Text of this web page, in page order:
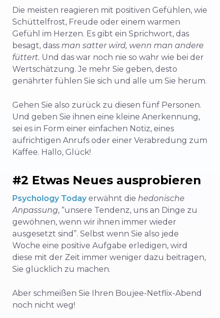
Die meisten reagieren mit positiven Gefühlen, wie
Schüttelfrost, Freude oder einem warmen
Gefühl im Herzen. Es gibt ein Sprichwort, das
besagt, dass man satter wird, wenn man andere
füttert. Und das war noch nie so wahr wie bei der
Wertschätzung. Je mehr Sie geben, desto
genährter fühlen Sie sich und alle um Sie herum.
Gehen Sie also zurück zu diesen fünf Personen.
Und geben Sie ihnen eine kleine Anerkennung,
sei es in Form einer einfachen Notiz, eines
aufrichtigen Anrufs oder einer Verabredung zum
Kaffee. Hallo, Glück!
#2 Etwas Neues ausprobieren
Psychology Today erwähnt die hedonische
Anpassung, “unsere Tendenz, uns an Dinge zu
gewöhnen, wenn wir ihnen immer wieder
ausgesetzt sind”. Selbst wenn Sie also jede
Woche eine positive Aufgabe erledigen, wird
diese mit der Zeit immer weniger dazu beitragen,
Sie glücklich zu machen.
Aber schmeißen Sie Ihren Boujee-Netflix-Abend
noch nicht weg!